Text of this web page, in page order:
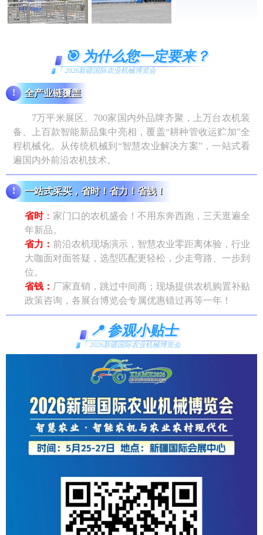
🎯 为什么您一定要来？
2026新疆国际农业机械博览会
! 全产业链覆盖
7万平米展区、700家国内外品牌齐聚，上万台农机装
备、上百款智能新品集中亮相，覆盖“耕种管收运贮加”全
程机械化。从传统机械到“智慧农业解决方案”，一站式看
遍国内外前沿农机技术。
! 一站式采买，省时！省力！省钱！
省时： 家门口的农机盛会！不用东奔西跑，三天逛遍全
年新品。
省力： 前沿农机现场演示，智慧农业零距离体验，行业
大咖面对面答疑，选型匹配更轻松，少走弯路、一步到
位。
省钱： 厂家直销，跳过中间商；现场提供农机购置补贴
政策咨询，各展台博览会专属优惠错过再等一年！
📍 参观小贴士
2026新疆国际农业机械博览会